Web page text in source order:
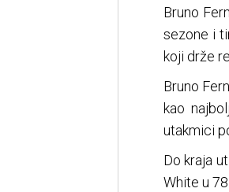
Bruno
sezone i
koji drže
Bruno
kao
utakmici
Do kraja
White u